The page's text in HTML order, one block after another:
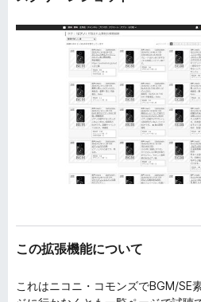
この拡張機能について
これはニコニ・コモンズでBGM/SE